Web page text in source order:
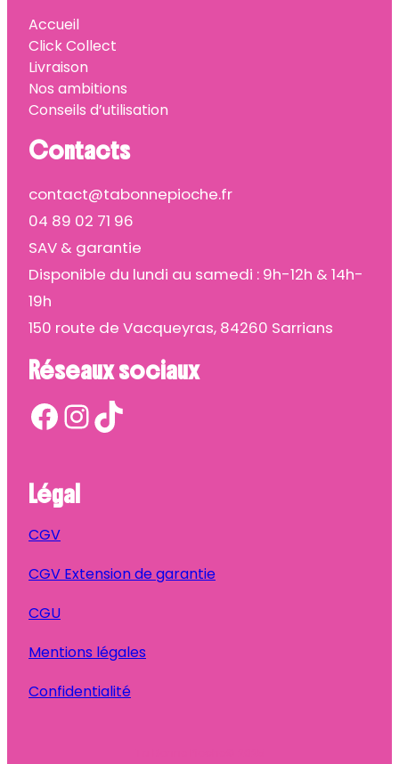
Accueil
Click Collect
Livraison
Nos ambitions
Conseils d’utilisation
Contacts
contact@tabonnepioche.fr
04 89 02 71 96
SAV & garantie
Disponible du lundi au samedi : 9h-12h & 14h-
19h
150 route de Vacqueyras, 84260 Sarrians
Réseaux sociaux
Facebook InstagramTikTok
Légal
CGV
CGV Extension de garantie
CGU
Mentions légales
Confidentialité